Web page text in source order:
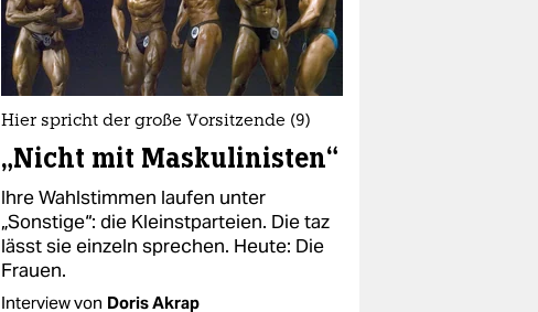
Hier spricht der große Vorsitzende (9)
„Nicht mit Maskulinisten“
Ihre Wahlstimmen laufen unter
„Sonstige“: die Kleinstparteien. Die taz
lässt sie einzeln sprechen. Heute: Die
Frauen.
Interview von Doris Akrap